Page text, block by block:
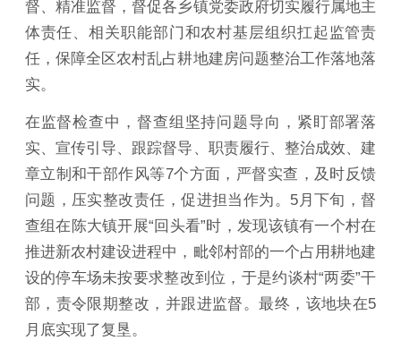
督、精准监督，督促各乡镇党委政府切实履行属地主
体责任、相关职能部门和农村基层组织扛起监管责
任，保障全区农村乱占耕地建房问题整治工作落地落
实。
在监督检查中，督查组坚持问题导向，紧盯部署落
实、宣传引导、跟踪督导、职责履行、整治成效、建
章立制和干部作风等7个方面，严督实查，及时反馈
问题，压实整改责任，促进担当作为。5月下旬，督
查组在陈大镇开展“回头看”时，发现该镇有一个村在
推进新农村建设进程中，毗邻村部的一个占用耕地建
设的停车场未按要求整改到位，于是约谈村“两委”干
部，责令限期整改，并跟进监督。最终，该地块在5
月底实现了复垦。